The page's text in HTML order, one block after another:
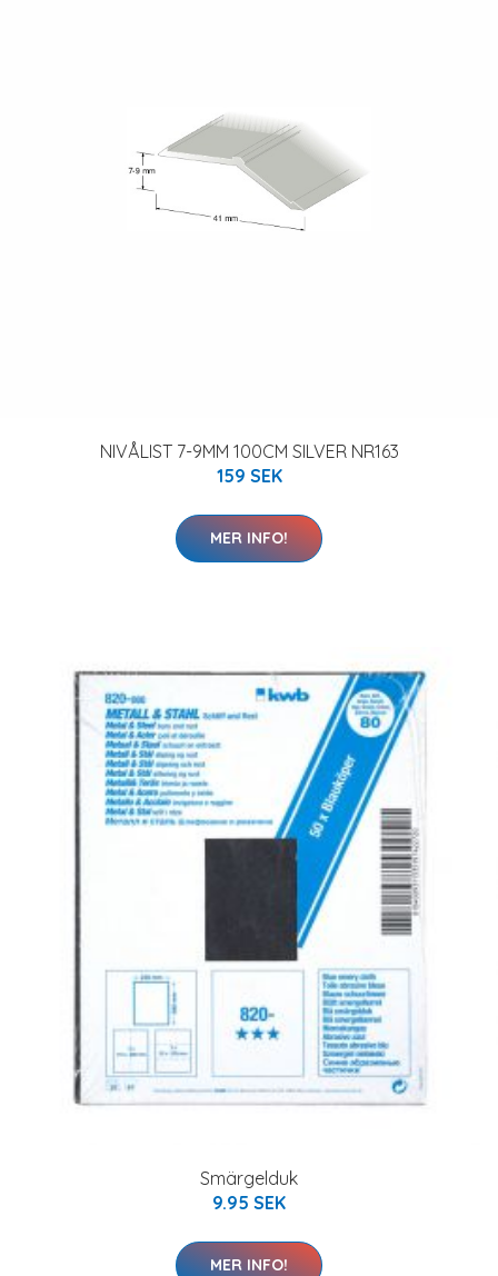
NIVÅLIST 7-9MM 100CM SILVER NR163
159 SEK
MER INFO!
Smärgelduk
9.95 SEK
MER INFO!